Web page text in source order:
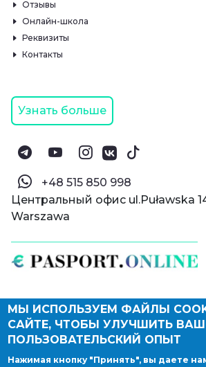
© Паспорт Онлайн 2019—2026
Политика конфиденциальности
Оферта и конфиденциальность:РФ
Правовые документы
Отзывы
Онлайн-школа
Реквизиты
Контакты
Узнать больше
‪+48 515 850 998‬
Центральный офис ul.Puławska
Warszawa
МЫ ИСПОЛЬЗУЕМ ФАЙЛЫ
САЙТЕ, ЧТОБЫ УЛУЧШИТЬ ВАШ
ПОЛЬЗОВАТЕЛЬСКИЙ ОПЫТ
Нажимая кнопку "Принять", вы даете